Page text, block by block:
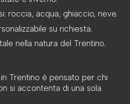
roccia, acqua, ghiaccio, neve.
su richiesta.
nella natura del Trentino.
Trentino è pensato per chi
si accontenta di una sola